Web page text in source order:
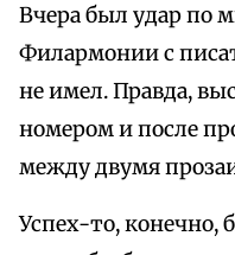
Вчера был удар по
Филармонии с
не имел. Правда,
номером и после
между двумя
Успех-то, конечно,